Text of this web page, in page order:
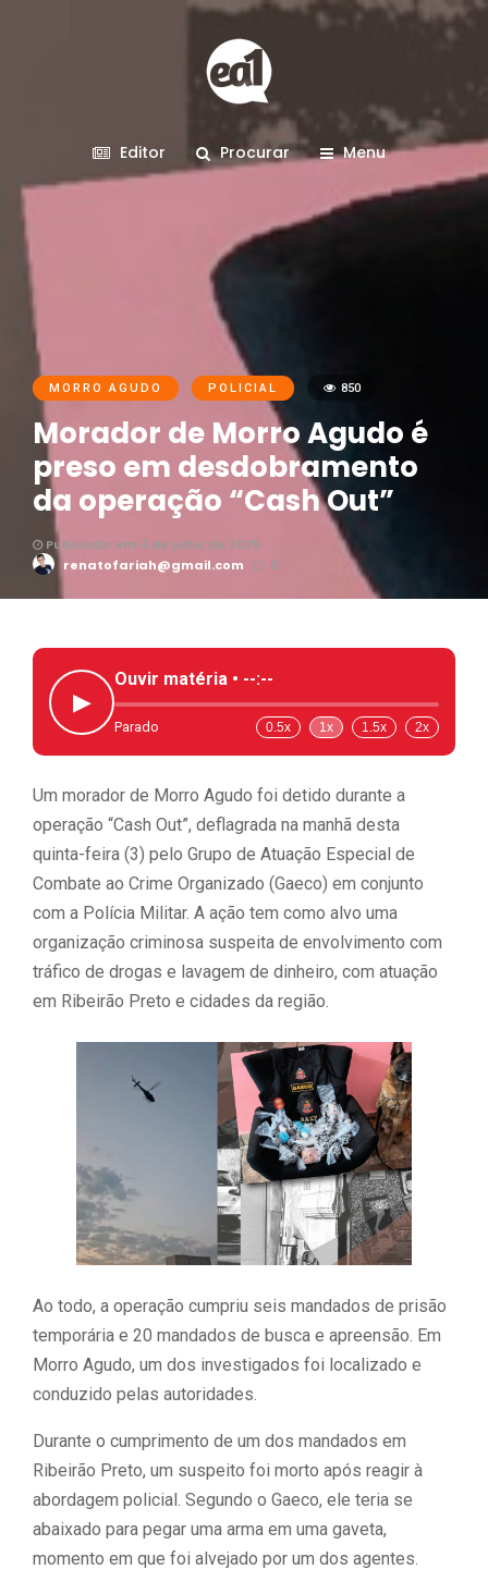
Editor Procurar Menu
MORRO AGUDO POLICIAL 850
Morador de Morro Agudo é
preso em desdobramento
da operação “Cash Out”
Publicado em 4 de julho de 2025
renatofariah@gmail.com
0
▶
Ouvir matéria • --:--
Parado 0.5x 1x 1.5x 2x
Um morador de Morro Agudo foi detido durante a
operação “Cash Out”, deflagrada na manhã desta
quinta-feira (3) pelo Grupo de Atuação Especial de
Combate ao Crime Organizado (Gaeco) em conjunto
com a Polícia Militar. A ação tem como alvo uma
organização criminosa suspeita de envolvimento com
tráfico de drogas e lavagem de dinheiro, com atuação
em Ribeirão Preto e cidades da região.
Ao todo, a operação cumpriu seis mandados de prisão
temporária e 20 mandados de busca e apreensão. Em
Morro Agudo, um dos investigados foi localizado e
conduzido pelas autoridades.
Durante o cumprimento de um dos mandados em
Ribeirão Preto, um suspeito foi morto após reagir à
abordagem policial. Segundo o Gaeco, ele teria se
abaixado para pegar uma arma em uma gaveta,
momento em que foi alvejado por um dos agentes.